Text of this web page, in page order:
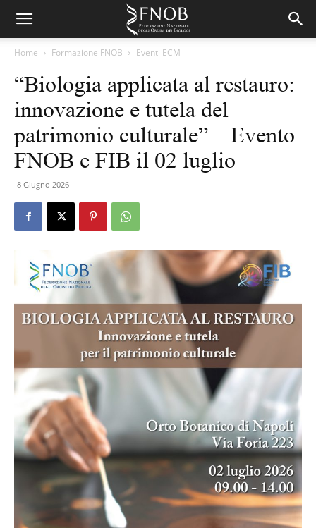
Home Formazione FNOB Eventi ECM
“Biologia applicata al restauro:
innovazione e tutela del
patrimonio culturale” – Evento
FNOB e FIB il 02 luglio
8 Giugno 2026